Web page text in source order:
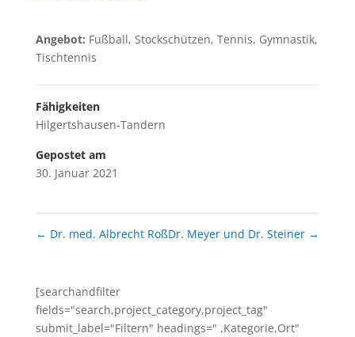
Angebot: Fußball, Stockschützen, Tennis, Gymnastik,
Tischtennis
Fähigkeiten
Hilgertshausen-Tandern
Gepostet am
30. Januar 2021
← Dr. med. Albrecht RoßDr. Meyer und Dr. Steiner →
[searchandfilter
fields="search,project_category,project_tag"
submit_label="Filtern" headings=" ,Kategorie,Ort"